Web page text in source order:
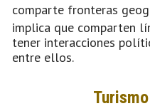
comparte fronteras
implica que comparten
tener interacciones
entre ellos.